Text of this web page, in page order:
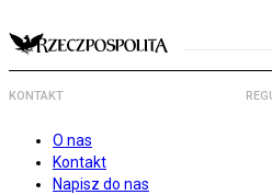
KONTAKT
O nas
Kontakt
Napisz do nas